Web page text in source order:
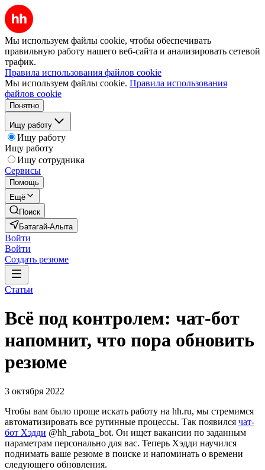
Мы используем файлы cookie, чтобы обеспечивать
правильную работу нашего веб-сайта и анализировать сетевой
трафик.
Правила использования файлов cookie
Мы используем файлы cookie. Правила использования
файлов cookie
Понятно
Ищу работу
Ищу работу
Ищу работу
Ищу сотрудника
Сервисы
Помощь
Ещё
Поиск
Батагай-Алыта
Войти
Войти
Создать резюме
Статьи
Всё под контролем: чат-бот
напомнит, что пора обновить
резюме
3 октября 2022
Чтобы вам было проще искать работу на hh.ru, мы стремимся
автоматизировать все рутинные процессы. Так появился чат-
бот Хэдди @hh_rabota_bot. Он ищет вакансии по заданным
параметрам персонально для вас. Теперь Хэдди научился
поднимать ваше резюме в поиске и напоминать о времени
следующего обновления.